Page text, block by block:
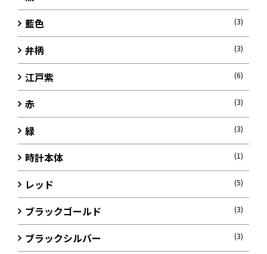
藍色 (3)
弁柄 (3)
江戸紫 (6)
赤 (3)
緑 (3)
時計本体 (1)
レッド (5)
ブラックゴールド (3)
ブラックシルバー (3)